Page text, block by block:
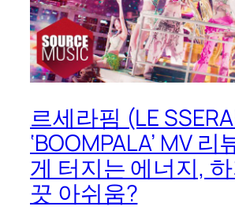
르세라핌 (LE
‘BOOMPALA’ MV
게 터지는 에너지,
끗 아쉬움?